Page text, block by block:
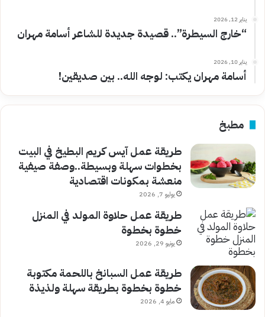
يناير 12, 2026
“خارج السيطرة”.. قصيدة جديدة للشاعر أسامة مهران
يناير 10, 2026
أسامة مهران يكتب: لوجه الله.. بين صديقين!
مطبخ
طريقة عمل آيس كريم البطيخ في البيت
بخطوات سهلة وبسيطة..وصفة صيفية
منعشة بمكونات اقتصادية
يوليو 7, 2026
طريقة عمل حلاوة المولد في المنزل
خطوة بخطوة
يونيو 29, 2026
طريقة عمل السبانخ باللحمة مكتوبة
خطوة بخطوة بطريقة سهلة ولذيذة
مايو 4, 2026